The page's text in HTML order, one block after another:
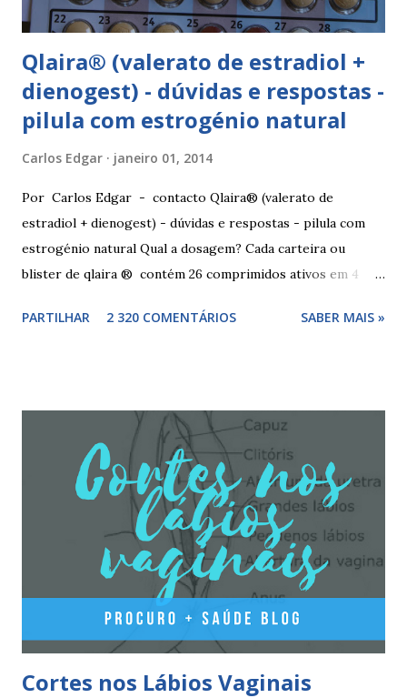
correspondente ao dia...
Qlaira® (valerato de estradiol +
dienogest) - dúvidas e respostas -
pilula com estrogénio natural
Carlos Edgar janeiro 01, 2014
Por Carlos Edgar - contacto Qlaira® (valerato de
estradiol + dienogest) - dúvidas e respostas - pilula com
estrogénio natural Qual a dosagem? Cada carteira ou
blister de qlaira ® contém 26 comprimidos ativos em 4
comprimidos inativos brancos na linha 4. Dosagem
estradiol (estrogénio natural) e 2 mg de dienogest 17
comprimidos amarelo claros, contêm 2 mg de valerato de
estradiol (estrogénio natural) e 3 mg de dienogest 2
comprimidos vermelho escuros, contêm 1 mg de valerato
de estradiol (estrogénio natural) 2 comprimidos brancos
não têm hormonas (correspondem ao período de pausa).
Outros componentes: lactose mono-hidratada, amido de
PARTILHAR 2 320 COMENTÁRIOS SABER MAIS »
Cortes nos Lábios Vaginais